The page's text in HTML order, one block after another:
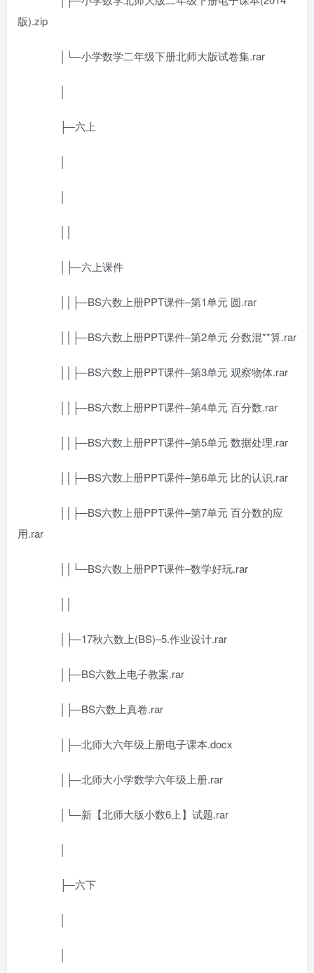
版).zip
│└─小学数学二年级下册北师大版试卷集.rar
├─六上
│├─六上课件
││├─BS六数上册PPT课件–第1单元 圆.rar
││├─BS六数上册PPT课件–第2单元 分数混**算.rar
││├─BS六数上册PPT课件–第3单元 观察物体.rar
││├─BS六数上册PPT课件–第4单元 百分数.rar
││├─BS六数上册PPT课件–第5单元 数据处理.rar
││├─BS六数上册PPT课件–第6单元 比的认识.rar
││├─BS六数上册PPT课件–第7单元 百分数的应
用.rar
││└─BS六数上册PPT课件–数学好玩.rar
│├─17秋六数上(BS)–5.作业设计.rar
│├─BS六数上电子教案.rar
│├─BS六数上真卷.rar
│├─北师大六年级上册电子课本.docx
│├─北师大小学数学六年级上册.rar
│└─新【北师大版小数6上】试题.rar
├─六下